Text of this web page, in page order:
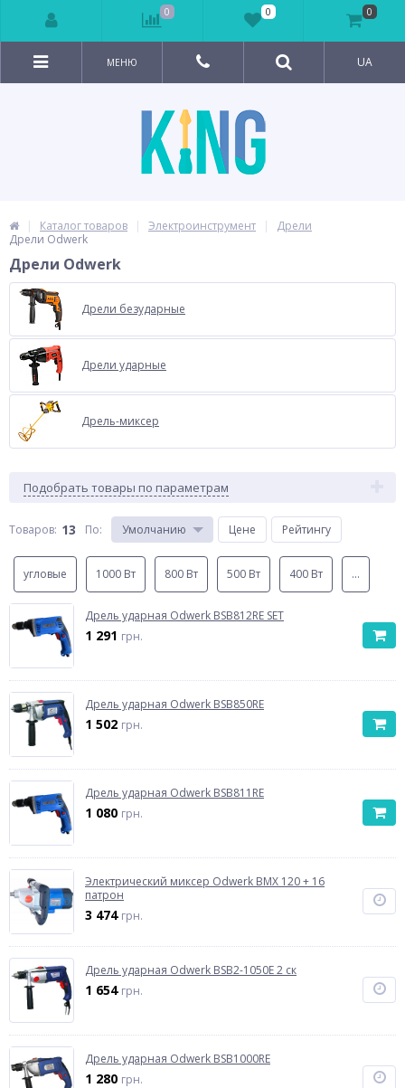
МЕНЮ UA
Каталог товаров Электроинструмент
Дрели
Дрели Odwerk
Дрели Odwerk
Дрели безударные
Дрели ударные
Дрель-миксер
Подобрать товары по параметрам
Товаров: 13 По: Умолчанию Цене Рейтингу
угловые 1000 Вт 800 Вт 500 Вт 400 Вт ...
Дрель ударная Odwerk BSB812RE SET
1 291 грн.
Дрель ударная Odwerk BSB850RE
1 502 грн.
Дрель ударная Odwerk BSB811RE
1 080 грн.
Электрический миксер Odwerk BMX 120 + 16
патрон
3 474 грн.
Дрель ударная Odwerk BSB2-1050E 2 ск
1 654 грн.
Дрель ударная Odwerk BSB1000RE
1 280 грн.
0 0 0